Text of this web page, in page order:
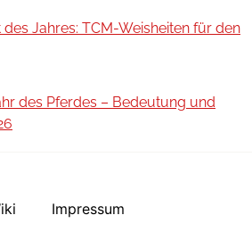
des Jahres: TCM-Weisheiten für den
des Pferdes – Bedeutung und
Impressum